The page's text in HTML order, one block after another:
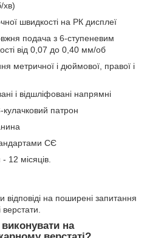
хв)
швидкості на РК дисплеї
подача з 6-ступеневим
від 0,07 до 0,40 мм/об
метричної і дюймової, правої і
і відшліфовані напрямні
патрон
СЄ
12 місяців.
на поширені запитання
на